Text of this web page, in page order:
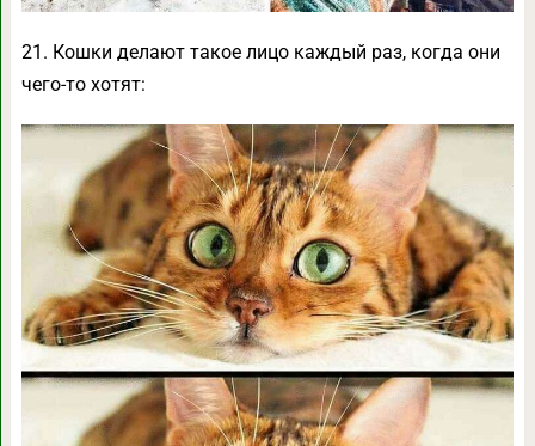
21. Кошки делают такое лицо каждый раз, когда они
чего-то хотят: